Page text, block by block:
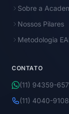
Sobre a
Nossos Pilares
Metodologia
CONTATO
(11) 94359-
(11) 4040-9108